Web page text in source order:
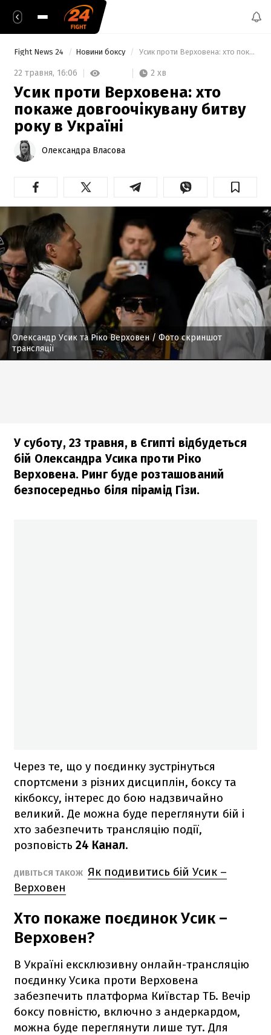
Fight News 24 Новини боксу Усик проти Верховена: хто покаже довгоочікувану битву року в Україні
22 травня, 16:06 2 хв
Усик проти Верховена: хто
покаже довгоочікувану битву
року в Україні
Олександра Власова
Олександр Усик та Ріко Верховен / Фото скриншот
трансляції
У суботу, 23 травня, в Єгипті відбудеться
бій Олександра Усика проти Ріко
Верховена. Ринг буде розташований
безпосередньо біля пірамід Гізи.
Через те, що у поєдинку зустрінуться
спортсмени з різних дисциплін, боксу та
кікбоксу, інтерес до бою надзвичайно
великий. Де можна буде переглянути бій і
хто забезпечить трансляцію події,
розповість 24 Канал.
ДИВІТЬСЯ ТАКОЖ Як подивитись бій Усик –
Верховен
Хто покаже поєдинок Усик –
Верховен?
В Україні ексклюзивну онлайн-трансляцію
поєдинку Усика проти Верховена
забезпечить платформа Київстар ТБ. Вечір
боксу повністю, включно з андеркардом,
можна буде переглянути лише тут. Для